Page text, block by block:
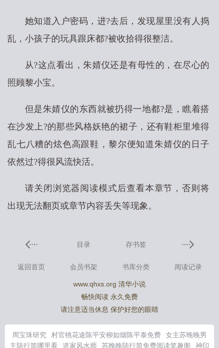
她知道入户密码，进?去后，发现屋里没有人捣
乱，小孩子的玩具跟床都?被收拾得很整洁。
从?这点看出，朱婧仪还是有母性的，在尽心的
照顾黎小宝。
但是朱婧仪的东西就被扔得一地都?是，瞧着搭
在沙发上?的那些风格妖艳的裙子，还有鞋柜里堆得
乱七八糟的炫色高跟鞋，黎尔便知道朱婧仪的日子
依然过?得很风流快活。
请关闭浏览器阅读模式后查看本章节，否则将
出现无法翻页或章节内容丢失等现象。
目录 存书签
返回首页 会员书架 书库分类 阅读记录
www.qhxs.org 清华小说
畅快阅读 永久免费
请注意适当休息 保护好您的眼睛
周宝珠研究 村官桃花途陈平安柳如烟陈平泰免费
女主苏晚晚男
主陆行简哪里看
道家风水师 苏晚晚陆行简免费阅读笔趣阁 神印